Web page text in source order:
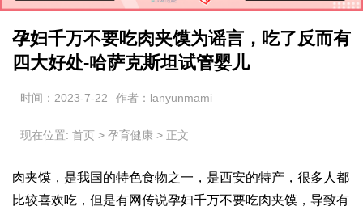
孕妇千万不要吃肉夹馍为谣言，吃了反而有
四大好处-哈萨克斯坦试管婴儿
时间：2023-7-22 作者：lanyunmami
现在位置: 首页 > 孕育健康 > 正文
肉夹馍，是我国的特色食物之一，是西安的特产，很多人都
比较喜欢吃，但是有网传说孕妇千万不要吃肉夹馍，导致有